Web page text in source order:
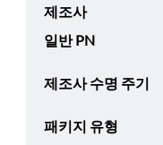
제조사
일반 PN
제조사 수명 주기
패키지 유형